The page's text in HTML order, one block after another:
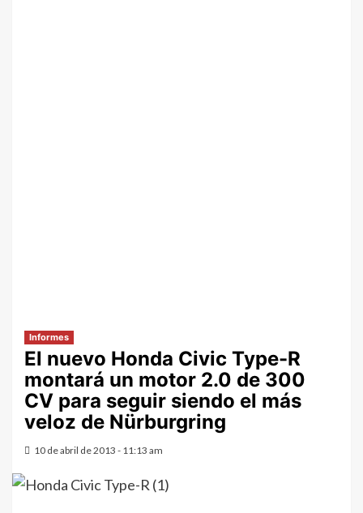
Informes
El nuevo Honda Civic Type-R
montará un motor 2.0 de 300
CV para seguir siendo el más
veloz de Nürburgring
10 de abril de 2013 - 11:13 am